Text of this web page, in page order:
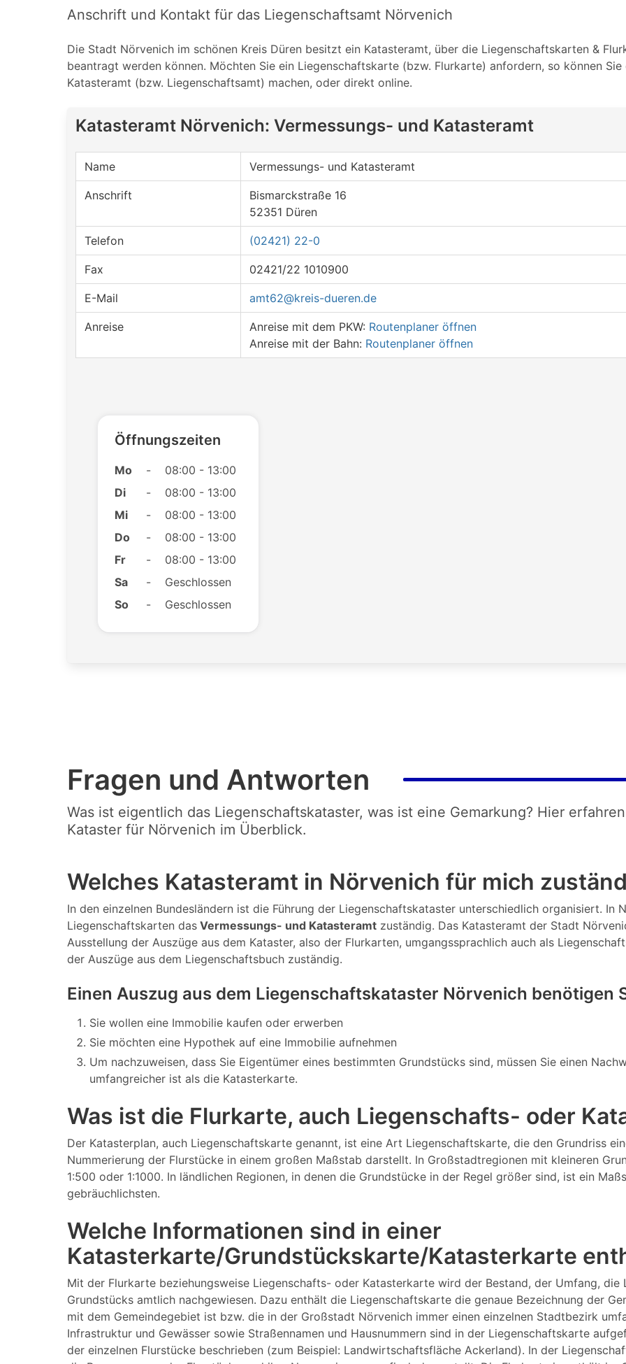
Anschrift und Kontakt für das Liegenschaftsamt Nörvenich
Die Stadt Nörvenich im schönen Kreis Düren besitzt ein Katasteramt, über die Liegenschaftskarten &
beantragt werden können. Möchten Sie ein Liegenschaftskarte (bzw. Flurkarte) anfordern, so können
Katasteramt (bzw. Liegenschaftsamt) machen, oder direkt online.
Katasteramt Nörvenich: Vermessungs- und Katasteramt
Name Vermessungs- und Katasteramt
Anschrift
Bismarckstraße 16
52351 Düren
Telefon (02421) 22-0
Fax 02421/22 1010900
E-Mail amt62@kreis-dueren.de
Anreise Anreise mit dem PKW: Routenplaner öffnen
Anreise mit der Bahn: Routenplaner öffnen
Öffnungszeiten
Mo -
08:00 - 13:00
Di
-
08:00 - 13:00
Mi
-
08:00 - 13:00
Do
-
08:00 - 13:00
Fr
-
08:00 - 13:00
Sa
-
Geschlossen
So
- Geschlossen
Fragen und Antworten
Was ist eigentlich das Liegenschaftskataster, was ist eine Gemarkung? Hier
Kataster für Nörvenich im Überblick.
Welches Katasteramt in Nörvenich für mich
In den einzelnen Bundesländern ist die Führung der Liegenschaftskataster unterschiedlich organisiert. In
Liegenschaftskarten das Vermessungs- und Katasteramt zuständig. Das Katasteramt der Stadt
Ausstellung der Auszüge aus dem Kataster, also der Flurkarten, umgangssprachlich auch als
der Auszüge aus dem Liegenschaftsbuch zuständig.
Einen Auszug aus dem Liegenschaftskataster Nörvenich benötigen
Sie wollen eine Immobilie kaufen oder erwerben
Sie möchten eine Hypothek auf eine Immobilie aufnehmen
Um nachzuweisen, dass Sie Eigentümer eines bestimmten Grundstücks sind, müssen Sie einen
umfangreicher ist als die Katasterkarte.
Was ist die Flurkarte, auch Liegenschafts- oder
Der Katasterplan, auch Liegenschaftskarte genannt, ist eine Art Liegenschaftskarte, die den Grundriss
Nummerierung der Flurstücke in einem großen Maßstab darstellt. In Großstadtregionen mit kleineren
1:500 oder 1:1000. In ländlichen Regionen, in denen die Grundstücke in der Regel größer sind, ist ein
gebräuchlichsten.
Welche Informationen sind in einer
Katasterkarte/Grundstückskarte/Katasterkarte
Mit der Flurkarte beziehungsweise Liegenschafts- oder Katasterkarte wird der Bestand, der Umfang, die
Grundstücks amtlich nachgewiesen. Dazu enthält die Liegenschaftskarte die genaue Bezeichnung der
mit dem Gemeindegebiet ist bzw. die in der Großstadt Nörvenich immer einen einzelnen Stadtbezirk
Infrastruktur und Gewässer sowie Straßennamen und Hausnummern sind in der Liegenschaftskarte
der einzelnen Flurstücke beschrieben (zum Beispiel: Landwirtschaftsfläche Ackerland). In der